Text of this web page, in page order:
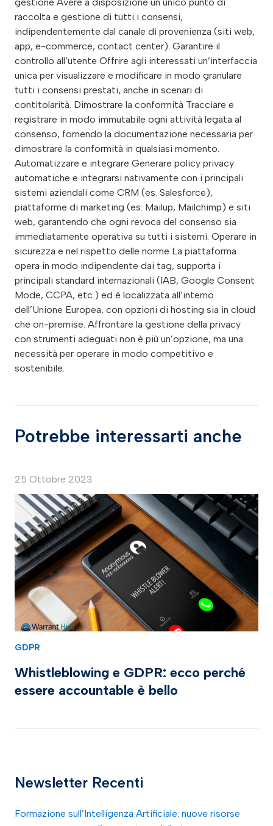
raccolta e gestione di tutti i consensi,
indipendentemente dal canale di provenienza (siti web,
app, e-commerce, contact center). Garantire il
controllo all’utente Offrire agli interessati un’interfaccia
unica per visualizzare e modificare in modo granulare
tutti i consensi prestati, anche in scenari di
contitolarità. Dimostrare la conformità Tracciare e
registrare in modo immutabile ogni attività legata al
consenso, fornendo la documentazione necessaria per
dimostrare la conformità in qualsiasi momento.
Automatizzare e integrare Generare policy privacy
automatiche e integrarsi nativamente con i principali
sistemi aziendali come CRM (es. Salesforce),
piattaforme di marketing (es. Mailup, Mailchimp) e siti
web, garantendo che ogni revoca del consenso sia
immediatamente operativa su tutti i sistemi. Operare in
sicurezza e nel rispetto delle norme La piattaforma
opera in modo indipendente dai tag, supporta i
principali standard internazionali (IAB, Google Consent
Mode, CCPA, etc.) ed è localizzata all’interno
dell’Unione Europea, con opzioni di hosting sia in cloud
che on-premise. Affrontare la gestione della privacy
con strumenti adeguati non è più un’opzione, ma una
necessità per operare in modo competitivo e
sostenibile.
Potrebbe interessarti anche
25 Ottobre 2023
GDPR
Whistleblowing e GDPR: ecco perché
essere accountable è bello
Newsletter Recenti
Formazione sull’Intelligenza Artificiale: nuove risorse